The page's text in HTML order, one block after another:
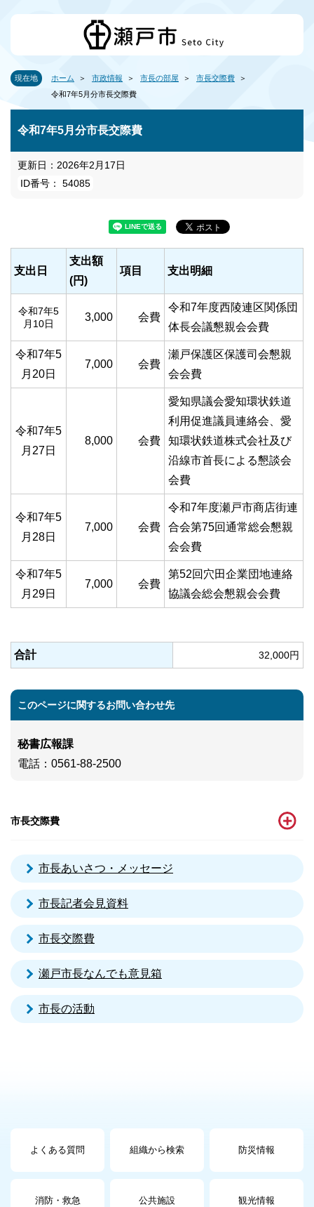
現在地 ホーム 市政情報 市長の部屋
市長交際費
令和7年5月分市長交際費
令和7年5月分市長交際費
更新日：2026年2月17日
ID番号： 54085
支出日
支出額
(円)
項目 支出明細
令和7年5
月10日
3,000 会費
令和7年度西陵連区関係団
体長会議懇親会会費
令和7年5
月20日
7,000 会費
瀬戸保護区保護司会懇親
会会費
令和7年5
月27日
8,000 会費
愛知県議会愛知環状鉄道
利用促進議員連絡会、愛
知環状鉄道株式会社及び
沿線市首長による懇談会
会費
令和7年5
月28日
7,000 会費
令和7年度瀬戸市商店街連
合会第75回通常総会懇親
会会費
令和7年5
月29日
7,000 会費
第52回穴田企業団地連絡
協議会総会懇親会会費
合計 32,000円
このページに関するお問い合わせ先
秘書広報課
電話 ：0561-88-2500
市長交際費
市長あいさつ・メッセージ
市長記者会見資料
市長交際費
瀬戸市長なんでも意見箱
市長の活動
よくある質問 組織から検索 防災情報
消防・救急 公共施設 観光情報